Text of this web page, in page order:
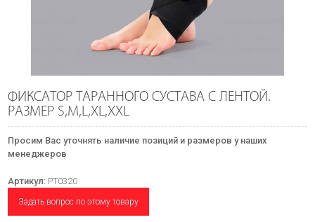
ФИКСАТОР ТАРАННОГО СУСТАВА С ЛЕНТОЙ.
РАЗМЕР S,M,L,XL,XXL
Просим Вас уточнять наличие позиций и размеров у наших
менеджеров
Артикул: PT0320
Задать вопрос по этому товару